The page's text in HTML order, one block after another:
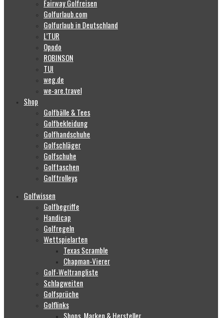
Fairway Golfreisen
Golfurlaub.com
Golfurlaub in Deutschland
L’TUR
Opodo
ROBINSON
TUI
weg.de
we-are.travel
Shop
Golfbälle & Tees
Golfbekleidung
Golfhandschuhe
Golfschläger
Golfschuhe
Golftaschen
Golftrolleys
Golfwissen
Golfbegriffe
Handicap
Golfregeln
Wettspielarten
Texas Scramble
Chapman-Vierer
Golf-Weltrangliste
Schlagweiten
Golfsprüche
Golflinks
Shops, Marken & Hersteller